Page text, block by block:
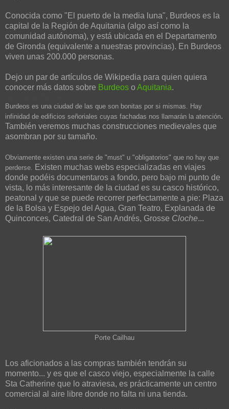
Conocida como "El puerto de la media luna", Burdeos es la
capital de la Región de Aquitania (algo así como la
comunidad autónoma), y está ubicada en el Departamento
de Gironda (equivalente a nuestras provincias). En Burdeos
viven unas 200.000 personas.
Dejo un par de artículos de Wikipedia para quien quiera
conocer más datos sobre Burdeos o Aquitania.
Burdeos es una ciudad de las que son bonitas por si mismas. Hay
infinidad de edificios señoriales cuyas fachadas nos llamarán la atención.
También veremos muchas construcciones medievales que
asombran por su tamaño.
Obviamente existen una serie de "must" u "obligatorios" que no hay que
perderse.
Existen muchas webs especializadas en viajes
donde podéis documentaros a fondo, pero bajo mi punto de
vista, lo más interesante de la ciudad es su casco histórico,
peatonal y que se puede recorrer perfectamente a pie: Plaza
de la Bolsa y Espejo del Agua, Gran Teatro, Explanada de
Quinconces, Catedral de San Andrés, Grosse Cloche...
Porte Cailhau
Los aficionados a las compras también tendrán su
momento... y es que el casco viejo, especialmente la calle
Sta Catherine que lo atraviesa, es prácticamente un centro
comercial al aire libre donde no falta ni una tienda.